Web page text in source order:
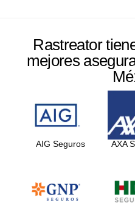
Rastreator
mejores
AIG Seguros AXA